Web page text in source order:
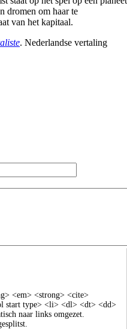
dromen om haar te
van het kapitaal.
. Nederlandse vertaling
<em> <strong> <cite>
start type> <li> <dl> <dt> <dd>
naar links omgezet.